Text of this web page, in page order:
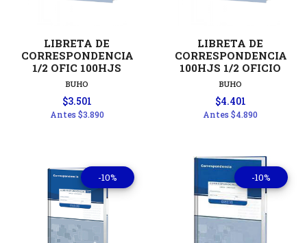
LIBRETA DE
CORRESPONDENCIA
1/2 OFIC 100HJS
BUHO
$3.501
Antes$3.890
LIBRETA DE
CORRESPONDENCIA
100HJS 1/2 OFICIO
BUHO
$4.401
Antes$4.890
-10% -10%